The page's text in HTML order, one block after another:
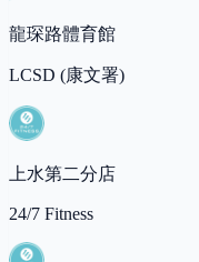
龍琛路體育館
LCSD (康文署)
上水第二分店
24/7 Fitness